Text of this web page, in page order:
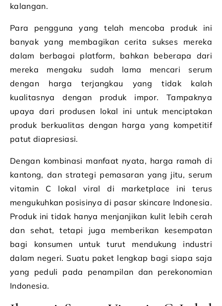
kalangan.
Para pengguna yang telah mencoba produk ini
banyak yang membagikan cerita sukses mereka
dalam berbagai platform, bahkan beberapa dari
mereka mengaku sudah lama mencari serum
dengan harga terjangkau yang tidak kalah
kualitasnya dengan produk impor. Tampaknya
upaya dari produsen lokal ini untuk menciptakan
produk berkualitas dengan harga yang kompetitif
patut diapresiasi.
Dengan kombinasi manfaat nyata, harga ramah di
kantong, dan strategi pemasaran yang jitu, serum
vitamin C lokal viral di marketplace ini terus
mengukuhkan posisinya di pasar skincare Indonesia.
Produk ini tidak hanya menjanjikan kulit lebih cerah
dan sehat, tetapi juga memberikan kesempatan
bagi konsumen untuk turut mendukung industri
dalam negeri. Suatu paket lengkap bagi siapa saja
yang peduli pada penampilan dan perekonomian
Indonesia.